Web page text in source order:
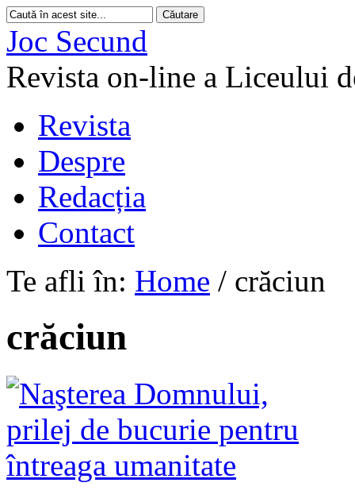
Joc Secund
Revista on-line a Liceului
Revista
Despre
Redacția
Contact
Te afli în: Home / crăciun
crăciun